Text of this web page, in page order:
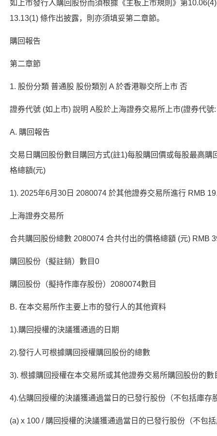
如上市發行人購回股份而須根據《主板上市規則》第
13.13(1) 條作出披露，則亦須填妥第二章節。
購回報告
第二章節
1. 股份分類 普通股 股份類別 A 於香港聯交所上市 否
證券代號 (如上市) 說明 A股於上海證券交易所上市(證券代號
A. 購回報告
交易日購回股份數目購回方式(註1)每股購回價或每股最高購
格總額(元)
1). 2025年6月30日 2080074 於其他證券交易所進行 RMB
上海證券交易所
合共購回股份總數 2080074 合共付出的價格總額 (元) RMB
購回股份（擬註銷）數目0
購回股份（擬持作庫存股份）2080074數目
B. 在本交易所作主要上市的發行人的其他資料
1).購回授權的決議獲通過的日期
2).發行人可根據購回授權購回股份的總數
3). 根據購回授權在本交易所或其他證券交易所購回股份的數
4).佔購回授權的決議獲通過當日的已發行股份（不包括庫存
(a) x 100 / 購回授權的決議獲通過當日的已發行股份（不包